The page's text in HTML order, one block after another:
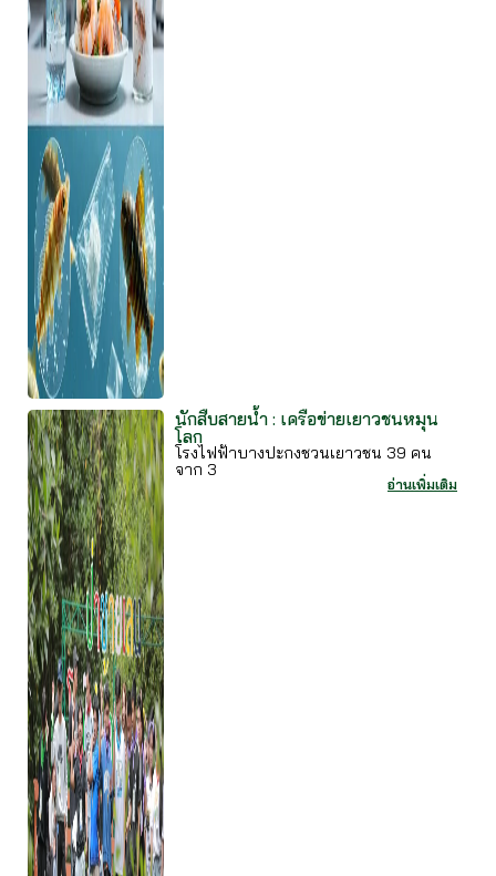
นักสืบสายน้ำ : เครือข่ายเยาวชนหมุน
โลก
โรงไฟฟ้าบางปะกงชวนเยาวชน 39 คน
จาก 3
อ่านเพิ่มเติม